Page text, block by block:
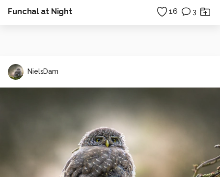
Funchal at Night 16 3
NielsDam